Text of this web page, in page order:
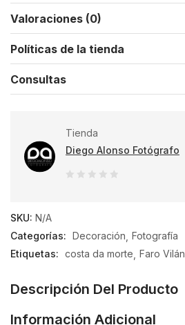
Valoraciones (0)
Políticas de la tienda
Consultas
Tienda
Diego Alonso Fotógrafo
SKU: N/A
Categorías: Decoración Fotografía
Etiquetas: costa da morte Faro Vilán
Descripción Del Producto
Información Adicional